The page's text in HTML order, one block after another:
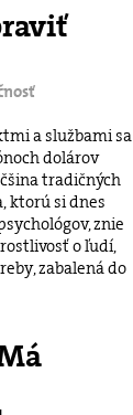
a službami sa
dolárov
tradičných
ktorú si dnes
znie
o ľudí,
zabalená do